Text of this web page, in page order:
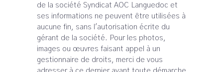
de la société Syndicat AOC Languedoc et
ses informations ne peuvent être utilisées à
aucune fin, sans l'autorisation écrite du
gérant de la société. Pour les photos,
images ou œuvres faisant appel à un
gestionnaire de droits, merci de vous